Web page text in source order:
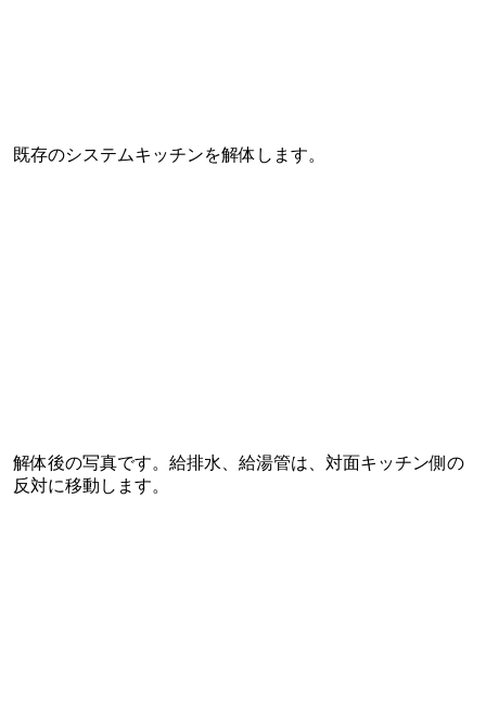
既存のシステムキッチンを解体します。
解体後の写真です。給排水、給湯管は、対面キッチン側の
反対に移動します。